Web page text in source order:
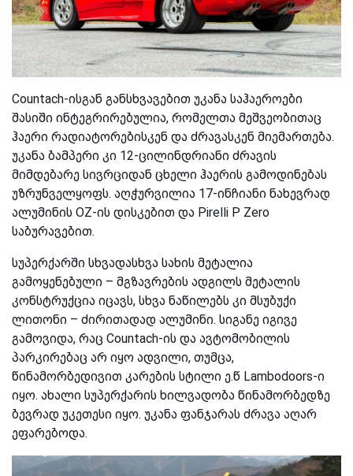
Countach-ისგან განსხვავებით უკანა საჰაეროები
შასიში ინტეგრირებულია, რომელთა მეშვეობითაც
ჰაერი რადიატორებისკენ და ძრავასკენ მიემართება.
უკანა ბამპერი კი 12-ცილინდრიანი ძრავის
მიმდებარე სივრციდან ცხელი ჰაერის გამოდინებას
უზრუნველყოფს. აღჭურვილია 17-ინჩიანი ნახევრად
ალუმინის OZ-ის დისკებით და Pirelli P Zero
საბურავებით.
სუპერქარში სხვადასხვა სახის მეტალია
გამოყენებული – მგზავრების ადგილს მეტალის
კონსტრუქცია იცავს, სხვა ნაწილებს კი მსუბუქი
ლითონი – ძირითადად ალუმინი. სიგანე იგივე
გამოვიდა, რაც Countach-ის და ავტომობილის
პარკირებაც არ იყო ადვილი, თუმცა,
წინამორბედივით კარების სტილი ე.წ Lambodoors-ი
იყო. ახალი სუპერქარის ხილვადობა წინამორბედზე
ბევრად უკეთესი იყო. უკანა ფანჯარას ძრავა აღარ
ეფარებოდა.